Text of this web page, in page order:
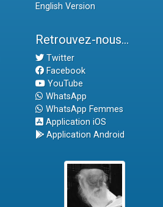
English Version
Retrouvez-nous...
Twitter
Facebook
YouTube
WhatsApp
WhatsApp Femmes
Application iOS
Application Android